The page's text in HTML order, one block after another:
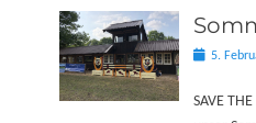
Posted
5.
SAVE